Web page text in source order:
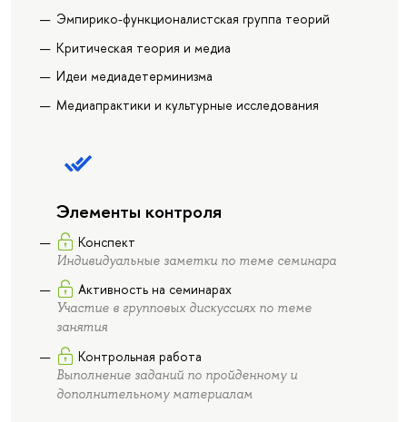
Эмпирико-функционалистская группа теорий
Критическая теория и медиа
Идеи медиадетерминизма
Медиапрактики и культурные исследования
Элементы контроля
Конспект
Индивидуальные заметки по теме семинара
Активность на семинарах
Участие в групповых дискуссиях по теме
занятия
Контрольная работа
Выполнение заданий по пройденному и
дополнительному материалам